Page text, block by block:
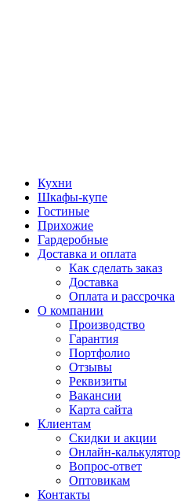
Кухни
Шкафы-купе
Гостиные
Прихожие
Гардеробные
Доставка и оплата
Как сделать заказ
Доставка
Оплата и рассрочка
О компании
Производство
Гарантия
Портфолио
Отзывы
Реквизиты
Вакансии
Карта сайта
Клиентам
Скидки и акции
Онлайн-калькулятор
Вопрос-ответ
Оптовикам
Контакты